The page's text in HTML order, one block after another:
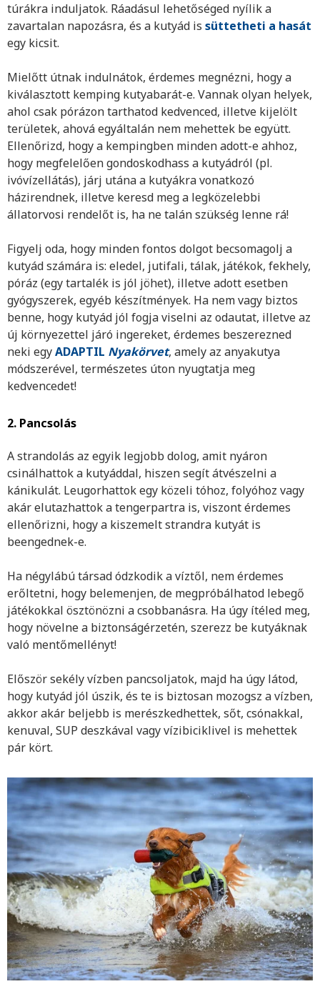
túrákra induljatok. Ráadásul lehetőséged nyílik a
zavartalan napozásra, és a kutyád is süttetheti a hasát
egy kicsit.
Mielőtt útnak indulnátok, érdemes megnézni, hogy a
kiválasztott kemping kutyabarát-e. Vannak olyan helyek,
ahol csak pórázon tarthatod kedvenced, illetve kijelölt
területek, ahová egyáltalán nem mehettek be együtt.
Ellenőrizd, hogy a kempingben minden adott-e ahhoz,
hogy megfelelően gondoskodhass a kutyádról (pl.
ivóvízellátás), járj utána a kutyákra vonatkozó
házirendnek, illetve keresd meg a legközelebbi
állatorvosi rendelőt is, ha ne talán szükség lenne rá!
Figyelj oda, hogy minden fontos dolgot becsomagolj a
kutyád számára is: eledel, jutifali, tálak, játékok, fekhely,
póráz (egy tartalék is jól jöhet), illetve adott esetben
gyógyszerek, egyéb készítmények. Ha nem vagy biztos
benne, hogy kutyád jól fogja viselni az odautat, illetve az
új környezettel járó ingereket, érdemes beszerezned
neki egyADAPTIL Nyakörvet, amely az anyakutya
módszerével, természetes úton nyugtatja meg
kedvencedet!
2. Pancsolás
A strandolás az egyik legjobb dolog, amit nyáron
csinálhattok a kutyáddal, hiszen segít átvészelni a
kánikulát. Leugorhattok egy közeli tóhoz, folyóhoz vagy
akár elutazhattok a tengerpartra is, viszont érdemes
ellenőrizni, hogy a kiszemelt strandra kutyát is
beengednek-e.
Ha négylábú társad ódzkodik a víztől, nem érdemes
erőltetni, hogy belemenjen, de megpróbálhatod lebegő
játékokkal ösztönözni a csobbanásra. Ha úgy ítéled meg,
hogy növelne a biztonságérzetén, szerezz be kutyáknak
való mentőmellényt!
Először sekély vízben pancsoljatok, majd ha úgy látod,
hogy kutyád jól úszik, és te is biztosan mozogsz a vízben,
akkor akár beljebb is merészkedhettek, sőt, csónakkal,
kenuval, SUP deszkával vagy vízibiciklivel is mehettek
pár kört.